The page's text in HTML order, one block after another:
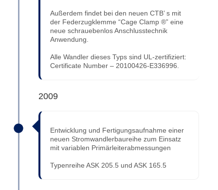
Außerdem findet bei den neuen CTB’ s mit
der Federzugklemme “Cage Clamp ®” eine
neue schrauebenlos Anschlusstechnik
Anwendung.
Alle Wandler dieses Typs sind UL-zertifiziert:
Certificate Number – 20100426-E336996.
2009
Entwicklung und Fertigungsaufnahme einer
neuen Stromwandlerbaureihe zum Einsatz
mit variablen Primärleiterabmessungen
Typenreihe ASK 205.5 und ASK 165.5